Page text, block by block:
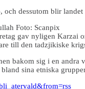
dessutom blir
gav nyligen
till den tadzjikiske
bakom sig i en
sina etniska